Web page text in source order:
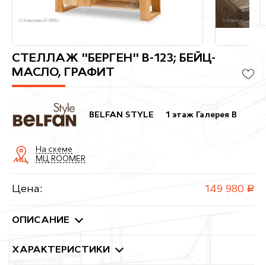
СТЕЛЛАЖ "БЕРГЕН" В-123; БЕЙЦ-
МАСЛО, ГРАФИТ
BELFAN STYLE 1 этаж Галерея B
На схеме
МЦ ROOMER
Цена: 149 980 руб.
ОПИСАНИЕ
ХАРАКТЕРИСТИКИ